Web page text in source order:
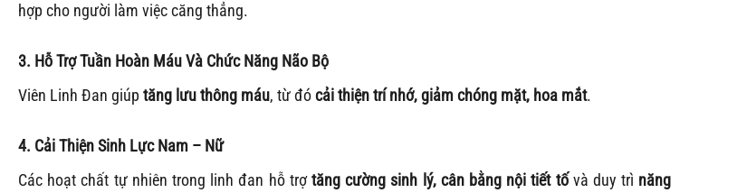
hợp cho người làm việc căng thẳng.
3. Hỗ Trợ Tuần Hoàn Máu Và Chức Năng Não Bộ
Viên Linh Đan giúp tăng lưu thông máu, từ đócải thiện trí nhớ, giảm chóng mặt, hoa mắt.
4. Cải Thiện Sinh Lực Nam – Nữ
Các hoạt chất tự nhiên trong linh đan hỗ trợtăng cường sinh lý, cân bằng nội tiết tốvà duy trì năng